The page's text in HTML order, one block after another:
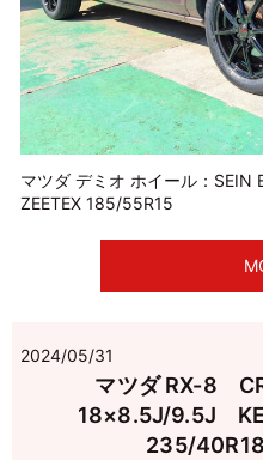
マツダ デミオ ホイール：SEIN
ZEETEX 185/55R15
2024/05/31
マツダ RX-8
18×8.5J/9.5J
235/